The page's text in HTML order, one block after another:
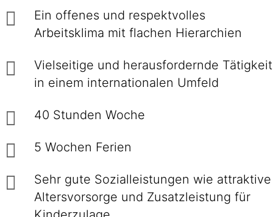
Ein offenes und respektvolles
Arbeitsklima mit flachen Hierarchien
Vielseitige und herausfordernde Tätigkeit
in einem internationalen Umfeld
40 Stunden Woche
5 Wochen Ferien
Sehr gute Sozialleistungen wie attraktive
Altersvorsorge und Zusatzleistung für